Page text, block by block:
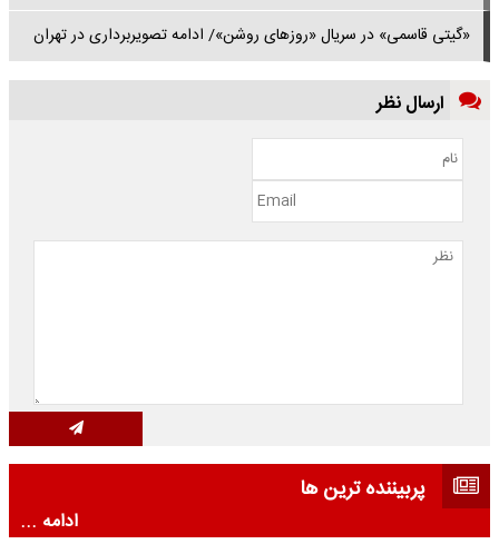
«گیتی قاسمی» در سریال «روزهای روشن»/ ادامه تصویربرداری در تهران
ارسال نظر
پربیننده ترین ها
ادامه ...